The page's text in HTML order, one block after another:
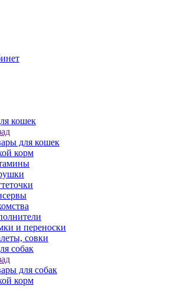
кошек
для кошек
корм
и переноски
совки
собак
для собак
корм